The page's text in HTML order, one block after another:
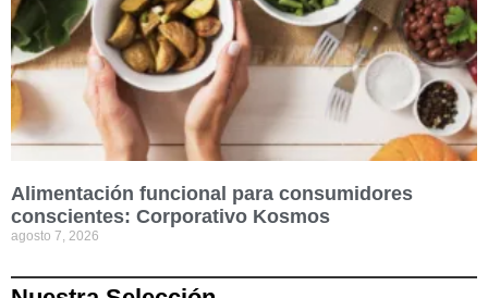
Alimentación funcional para consumidores
conscientes: Corporativo Kosmos
agosto 7, 2026